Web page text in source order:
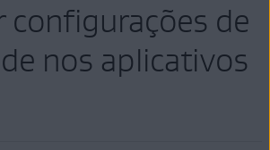
configurações de
nos aplicativos